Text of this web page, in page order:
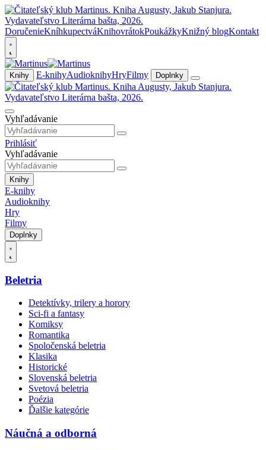
DoručenieKníhkupectváKnihovrátokPoukážkyKnižný blogKontakt
Knihy E-knihyAudioknihyHryFilmy Doplnky
Vyhľadávanie
Prihlásiť
Vyhľadávanie
Knihy
E-knihy
Audioknihy
Hry
Filmy
Doplnky
Beletria
Detektívky, trilery a horory
Sci-fi a fantasy
Komiksy
Romantika
Spoločenská beletria
Klasika
Historické
Slovenská beletria
Svetová beletria
Poézia
Ďalšie kategórie
Náučná a odborná